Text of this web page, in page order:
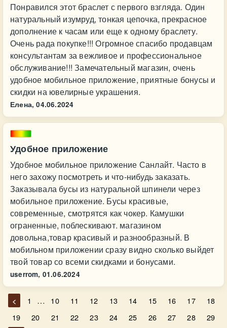
Понравился этот браслет с первого взгляда. Один
натуральный изумруд, тонкая цепочка, прекрасное
дополнение к часам или еще к одному браслету.
Очень рада покупке!!! Огромное спасибо продавцам
консультантам за вежливое и профессиональное
обслуживание!!! Замечательный магазин, очень
удобное мобильное приложение, приятные бонусы и
скидки на ювелирные украшения.
Елена, 04.06.2024
Удобное приложение
Удобное мобильное приложение Санлайт. Часто в
него захожу посмотреть и что-нибудь заказать.
Заказывала бусы из натуральной шпинели через
мобильное приложение. Бусы красивые,
современные, смотрятся как чокер. Камушки
ограненные, поблескивают. магазином
довольна,товар красивый и разнообразный. В
мобильном приложении сразу видно сколько выйдет
твой товар со всеми скидками и бонусами.
userrom, 01.06.2024
< 1 … 10 11 12 13 14 15 16 17
18
19
20 21 22 23 24 25 26 27 28
29